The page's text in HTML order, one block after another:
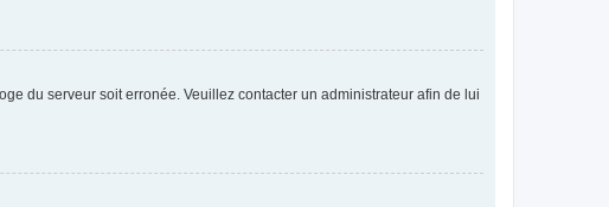
du serveur soit erronée. Veuillez contacter un administrateur afin de lui